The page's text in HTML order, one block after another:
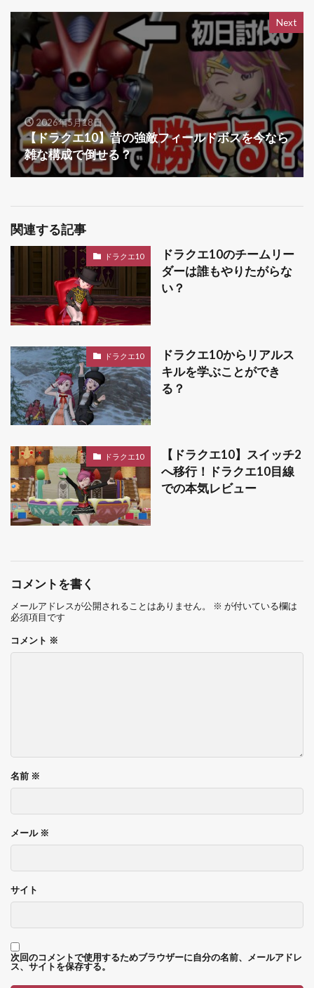
Next
2026年5月18日
【ドラクエ10】昔の強敵フィールドボスを今なら
雑な構成で倒せる？
関連する記事
ドラクエ10
ドラクエ10のチームリー
ダーは誰もやりたがらな
い？
ドラクエ10
ドラクエ10からリアルス
キルを学ぶことができ
る？
ドラクエ10
【ドラクエ10】スイッチ2
へ移行！ドラクエ10目線
での本気レビュー
コメントを書く
メールアドレスが公開されることはありません。 ※ が付いている欄は
必須項目です
コメント ※
名前 ※
メール ※
サイト
次回のコメントで使用するためブラウザーに自分の名前、メールアドレ
ス、サイトを保存する。